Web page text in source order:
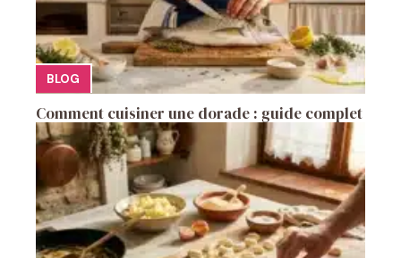
BLOG
Comment cuisiner une dorade : guide complet